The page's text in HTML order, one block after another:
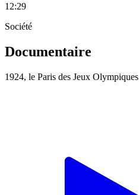
12:29
Société
Documentaire
1924, le Paris des Jeux Olympiques